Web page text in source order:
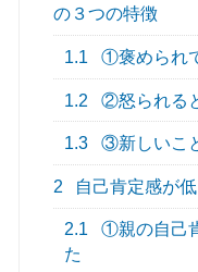
の３つの特徴
1.1 ①褒められ
1.2 ②怒られる
1.3 ③新しいこ
2 自己肯定感が
2.1
①親の自己
た